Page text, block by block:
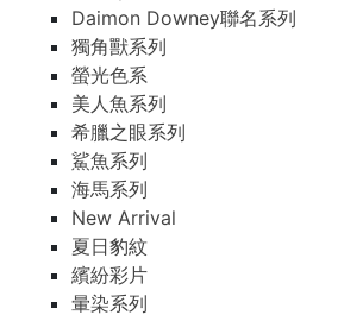
Daimon Downey聯名系列
獨角獸系列
螢光色系
美人魚系列
希臘之眼系列
鯊魚系列
海馬系列
New Arrival
夏日豹紋
繽紛彩片
暈染系列